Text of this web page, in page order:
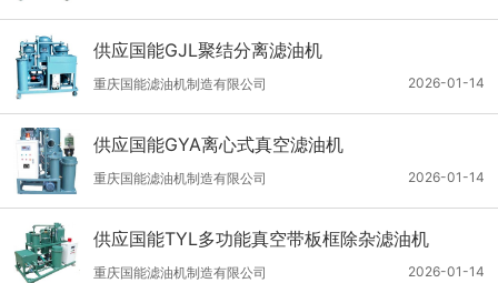
供应国能GJL聚结分离滤油机
2026-01-14
重庆国能滤油机制造有限公司
供应国能GYA离心式真空滤油机
2026-01-14
重庆国能滤油机制造有限公司
供应国能TYL多功能真空带板框除杂滤油机
2026-01-14
重庆国能滤油机制造有限公司